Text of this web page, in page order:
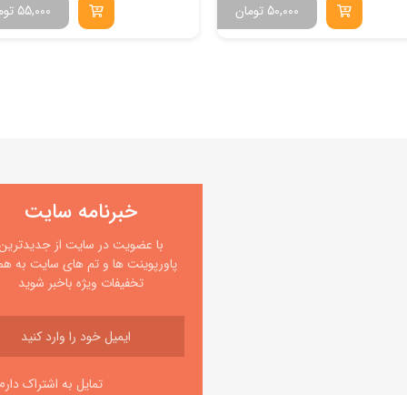
تومان 50,000
55,000
خبرنامه سایت
با عضویت در سایت از
پاورپوینت ها و تم های سایت به
تخفیفات ویژه باخبر شوید
تمایل به اشتراک